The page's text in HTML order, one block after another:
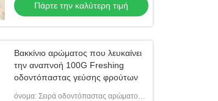
Πάρτε την καλύτερη τιμή
Βακκίνιο αρώματος που λευκαίνει
την αναπνοή 100G Freshing
οδοντόπαστας γεύσης φρούτων
όνομα: Σειρά οδοντόπαστας αρώματος: